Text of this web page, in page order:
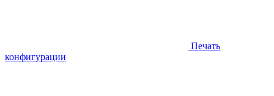
Печать
конфигурации